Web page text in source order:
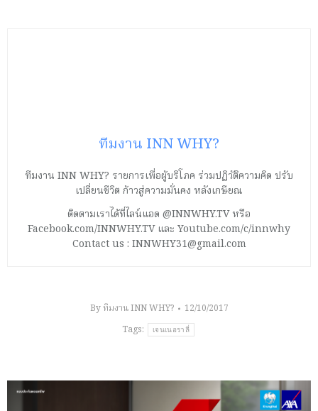
ทีมงาน INN WHY?
ทีมงาน INN WHY? รายการเพื่อผู้บริโภค ร่วมปฏิวัติความคิด ปรับ
เปลี่ยนชีวิต ก้าวสู่ความมั่นคง หลังเกษียณ
ติดตามเราได้ที่ไลน์แอด @INNWHY.TV หรือ
Facebook.com/INNWHY.TV และ Youtube.com/c/innwhy
Contact us : INNWHY31@gmail.com
Byทีมงาน INN WHY?
12/10/2017
Tags:
เจนเนอราลี่